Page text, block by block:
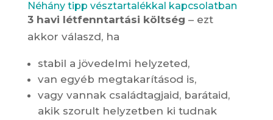
Néhány tipp vésztartalékkal kapcsolatban
3 havi létfenntartási költség – ezt
akkor válaszd, ha
stabil a jövedelmi helyzeted,
van egyéb megtakarításod is,
vagy vannak családtagjaid, barátaid,
akik szorult helyzetben ki tudnak